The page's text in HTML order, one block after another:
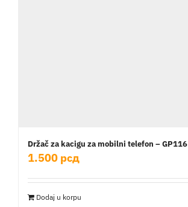
Držač za kacigu za mobilni telefon – GP116
1.500 рсд
Dodaj u korpu